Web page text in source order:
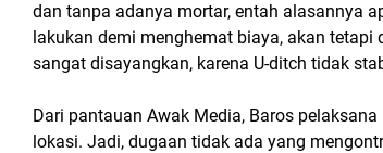
dan tanpa adanya mortar, entah alasannya
lakukan demi menghemat biaya, akan
sangat disayangkan, karena U-ditch tidak
Dari pantauan Awak Media, Baros
lokasi. Jadi, dugaan tidak ada yang